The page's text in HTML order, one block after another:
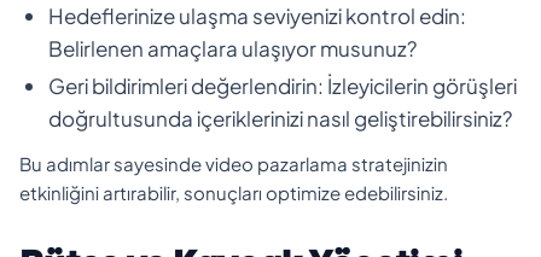
Hedeflerinize ulaşma seviyenizi kontrol edin:
Belirlenen amaçlara ulaşıyor musunuz?
Geri bildirimleri değerlendirin: İzleyicilerin görüşleri
doğrultusunda içeriklerinizi nasıl geliştirebilirsiniz?
Bu adımlar sayesinde video pazarlama stratejinizin
etkinliğini artırabilir, sonuçları optimize edebilirsiniz.